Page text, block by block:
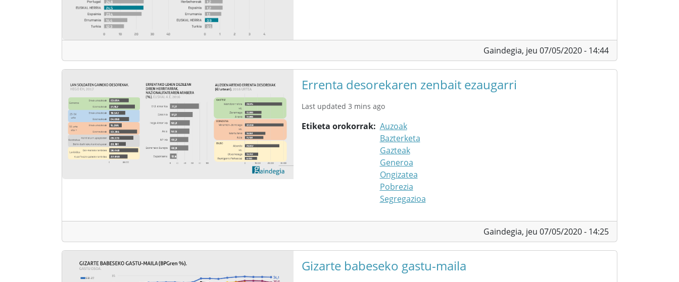
Gaindegia, jeu 07/05/2020 - 14:44
Errenta desorekaren zenbait ezaugarri
Last updated 3 mins ago
Etiketa orokorrak
Auzoak
Bazterketa
Gazteak
Generoa
Ongizatea
Pobrezia
Segregazioa
Gaindegia, jeu 07/05/2020 - 14:25
Gizarte babeseko gastu-maila